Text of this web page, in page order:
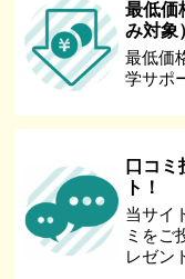
最低価
み対象
最低価
学サポ
口コ
ト！
当サイ
ミをご
レゼン